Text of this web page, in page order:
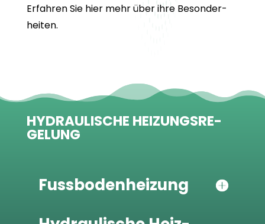
Erfah­ren Sie hier mehr über ihre Beson­der­
hei­ten.
HYDRAU­LI­SCHE HEI­ZUNGS­RE­
GE­LUNG
Fuss­bo­den­hei­zung